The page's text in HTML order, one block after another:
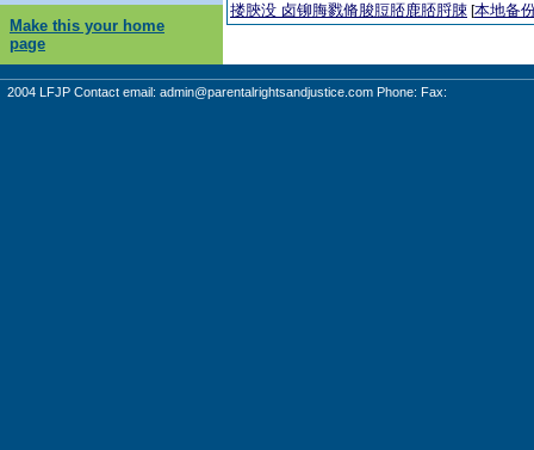
搂脥没 卤铆脢戮脩脧脰脴鹿脴脟脨 [本地备
Make this your home
page
2004 LFJP Contact email: admin@parentalrightsandjustice.com Phone: Fax: